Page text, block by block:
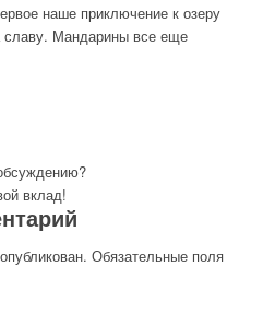
наше приключение к озеру
Мандарины все еще
вклад!
Обязательные поля